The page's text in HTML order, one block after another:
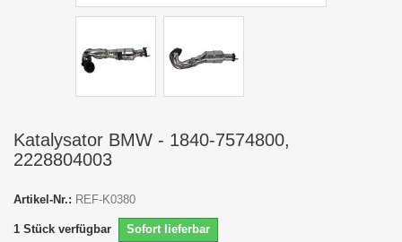
Katalysator BMW - 1840-7574800,
2228804003
Artikel-Nr.: REF-K0380
1 Stück verfügbar Sofort lieferbar